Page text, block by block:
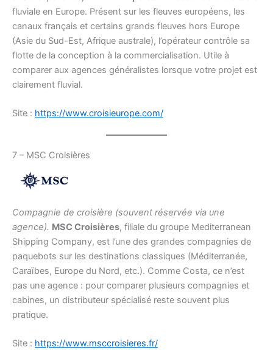
fluviale en Europe. Présent sur les fleuves européens, les
canaux français et certains grands fleuves hors Europe
(Asie du Sud-Est, Afrique australe), l’opérateur contrôle sa
flotte de la conception à la commercialisation. Utile à
comparer aux agences généralistes lorsque votre projet est
clairement fluvial.
Site : https://www.croisieurope.com/
7 – MSC Croisières
Compagnie de croisière (souvent réservée via une
agence). MSC Croisières, filiale du groupe Mediterranean
Shipping Company, est l’une des grandes compagnies de
paquebots sur les destinations classiques (Méditerranée,
Caraïbes, Europe du Nord, etc.). Comme Costa, ce n’est
pas une agence : pour comparer plusieurs compagnies et
cabines, un distributeur spécialisé reste souvent plus
pratique.
Site : https://www.msccroisieres.fr/